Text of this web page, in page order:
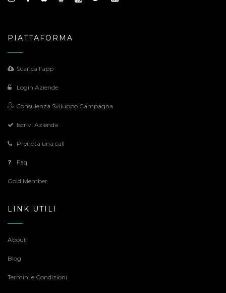
PIATTAFORMA
Scarica l’app
Login Aziende
Consulenza Sviluppo Campagna
Iscrivi Azienda
Prenota una call
Faq
Gold Member
LINK UTILI
About
Blog
Termini e Condizioni